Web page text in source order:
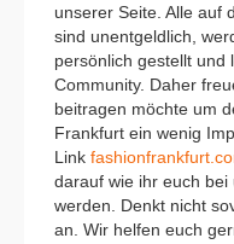
unserer Seite. Alle auf
sind unentgeldlich,
persönlich gestellt und
Community. Daher
beitragen möchte um
Frankfurt ein wenig
Link
darauf wie ihr euch
werden. Denkt nicht
an. Wir helfen euch